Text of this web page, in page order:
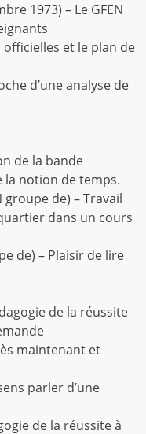
1973) – Le GFEN
et le plan de
d’une analyse de
de la bande
notion de temps.
groupe de) – Travail
dans un cours
de) – Plaisir de lire
de la réussite
maintenant et
parler d’une
de la réussite à